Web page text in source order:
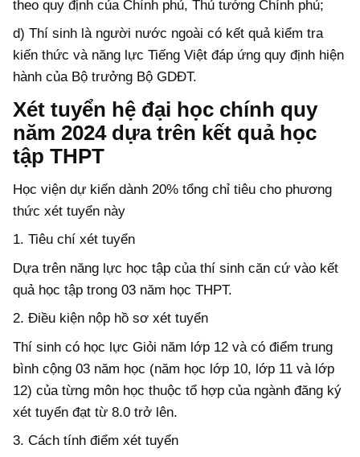
theo quy định của Chính phủ, Thủ tướng Chính phủ;
d) Thí sinh là người nước ngoài có kết quả kiểm tra
kiến thức và năng lực Tiếng Việt đáp ứng quy định hiện
hành của Bộ trưởng Bộ GDĐT.
Xét tuyển hệ đại học chính quy
năm 2024 dựa trên kết quả học
tập THPT
Học viện dự kiến dành 20% tổng chỉ tiêu cho phương
thức xét tuyển này
1. Tiêu chí xét tuyển
Dựa trên năng lực học tập của thí sinh căn cứ vào kết
quả học tập trong 03 năm học THPT.
2. Điều kiện nộp hồ sơ xét tuyển
Thí sinh có học lực Giỏi năm lớp 12 và có điểm trung
bình cộng 03 năm học (năm học lớp 10, lớp 11 và lớp
12) của từng môn học thuộc tổ hợp của ngành đăng ký
xét tuyển đạt từ 8.0 trở lên.
3. Cách tính điểm xét tuyển